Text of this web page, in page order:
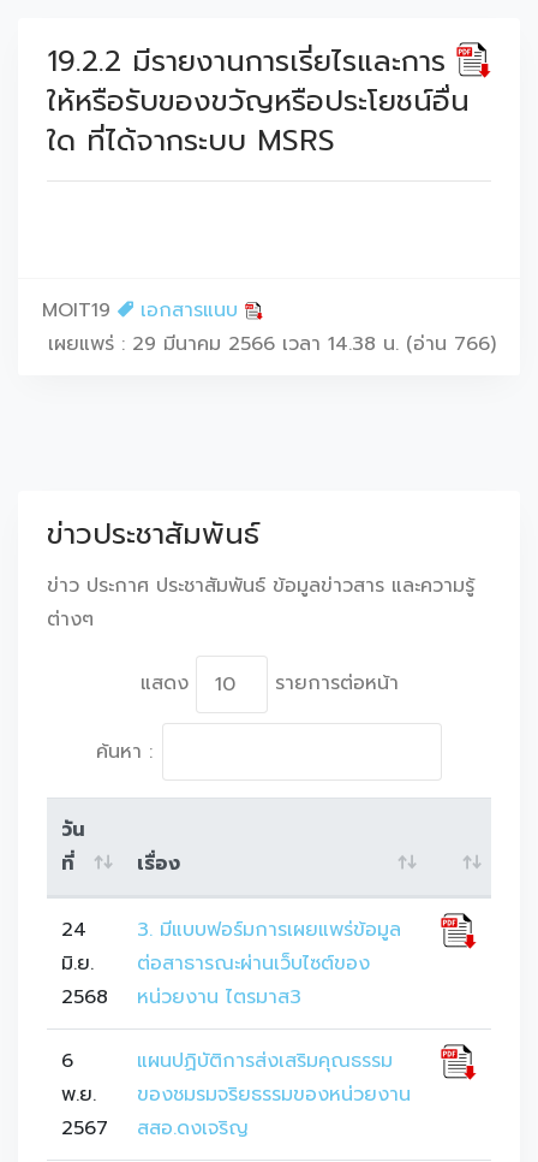
19.2.2 มีรายงานการเรี่ยไรและการ
ให้หรือรับของขวัญหรือประโยชน์อื่น
ใด ที่ได้จากระบบ MSRS
MOIT19
เอกสารแนบ
เผยแพร่ : 29 มีนาคม 2566 เวลา 14.38 น. (อ่าน 766)
ข่าวประชาสัมพันธ์
ข่าว ประกาศ ประชาสัมพันธ์ ข้อมูลข่าวสาร และความรู้
ต่างๆ
แสดง รายการต่อหน้า
ค้นหา :
วัน
ที่
เรื่อง
24
มิ.ย.
2568
3. มีแบบฟอร์มการเผยแพร่ข้อมูล
ต่อสาธารณะผ่านเว็บไซต์ของ
หน่วยงาน ไตรมาส3
6
พ.ย.
2567
แผนปฏิบัติการส่งเสริมคุณธรรม
ของชมรมจริยธรรมของหน่วยงาน
สสอ.ดงเจริญ